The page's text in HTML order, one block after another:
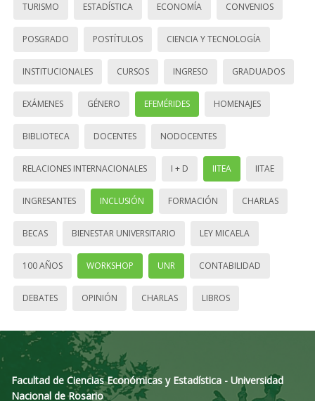
TURISMO ESTADÍSTICA ECONOMÍA CONVENIOS
POSGRADO POSTÍTULOS CIENCIA Y TECNOLOGÍA
INSTITUCIONALES CURSOS INGRESO GRADUADOS
EXÁMENES GÉNERO EFEMÉRIDES HOMENAJES
BIBLIOTECA DOCENTES NODOCENTES
RELACIONES INTERNACIONALES I + D IITEA IITAE
INGRESANTES INCLUSIÓN FORMACIÓN CHARLAS
BECAS BIENESTAR UNIVERSITARIO LEY MICAELA
100 AÑOS WORKSHOP UNR CONTABILIDAD
DEBATES OPINIÓN CHARLAS LIBROS
Facultad de Ciencias Económicas y Estadística - Universidad
Nacional de Rosario